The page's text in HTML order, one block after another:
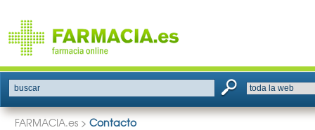
buscar
FARMACIA.es > Contacto